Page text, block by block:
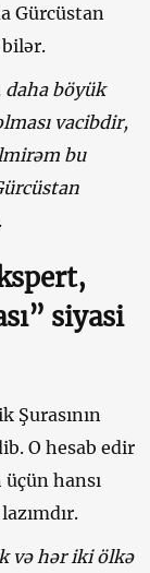
Gürcüstan
böyük
vacibdir,
bu
siyasi
O hesab edir
hansı
və hər iki ölkə